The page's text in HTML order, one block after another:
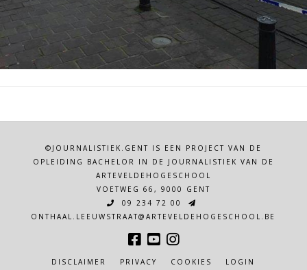
©JOURNALISTIEK.GENT IS EEN PROJECT VAN DE
OPLEIDING BACHELOR IN DE JOURNALISTIEK VAN DE
ARTEVELDEHOGESCHOOL
VOETWEG 66, 9000 GENT
09 234 72 00
ONTHAAL.LEEUWSTRAAT@ARTEVELDEHOGESCHOOL.BE
DISCLAIMER PRIVACY COOKIES LOGIN